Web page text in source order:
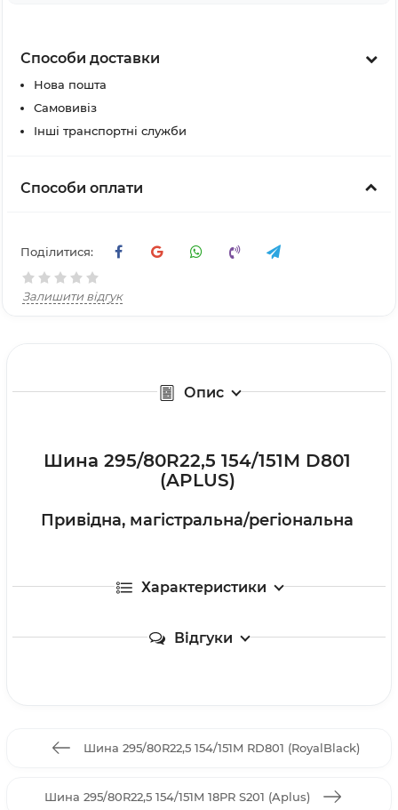
Способи доставки
Нова пошта
Самовивіз
Інші транспортні служби
Способи оплати
Поділитися:
Залишити відгук
Опис
Шина 295/80R22,5 154/151M D801
(APLUS)
Привідна, магістральна/регіональна
Характеристики
Відгуки
Шина 295/80R22,5 154/151M RD801 (RoyalBlack)
Шина 295/80R22,5 154/151M 18PR S201 (Aplus)